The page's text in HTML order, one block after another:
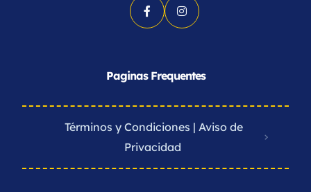
Paginas Frequentes
Términos y Condiciones | Aviso de
Privacidad ​